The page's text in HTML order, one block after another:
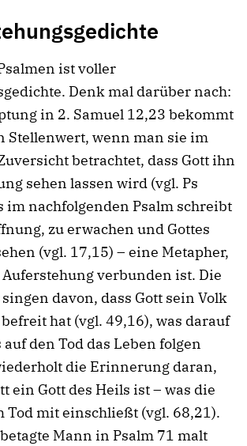
ist voller
Denk mal darüber nach:
in 2. Samuel 12,23 bekommt
Stellenwert, wenn man sie im
betrachtet, dass Gott ihn
sehen lassen wird (vgl. Ps
im nachfolgenden Psalm schreibt
zu erwachen und Gottes
(vgl. 17,15) – eine Metapher,
verbunden ist. Die
davon, dass Gott sein Volk
hat (vgl. 49,16), was darauf
den Tod das Leben folgen
die Erinnerung daran,
ein Gott des Heils ist – was die
Tod mit einschließt (vgl. 68,21).
Mann in Psalm 71 malt